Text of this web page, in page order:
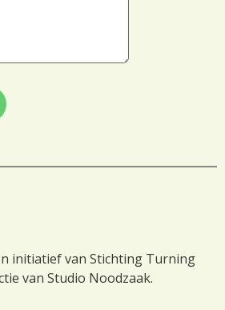
initiatief van Stichting Turning
van Studio Noodzaak.